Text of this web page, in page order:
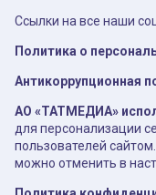
Ссылки на все наши
Политика о
Антикоррупционная
АО «ТАТМЕДИА»
для персонализации
пользователей
можно отменить в